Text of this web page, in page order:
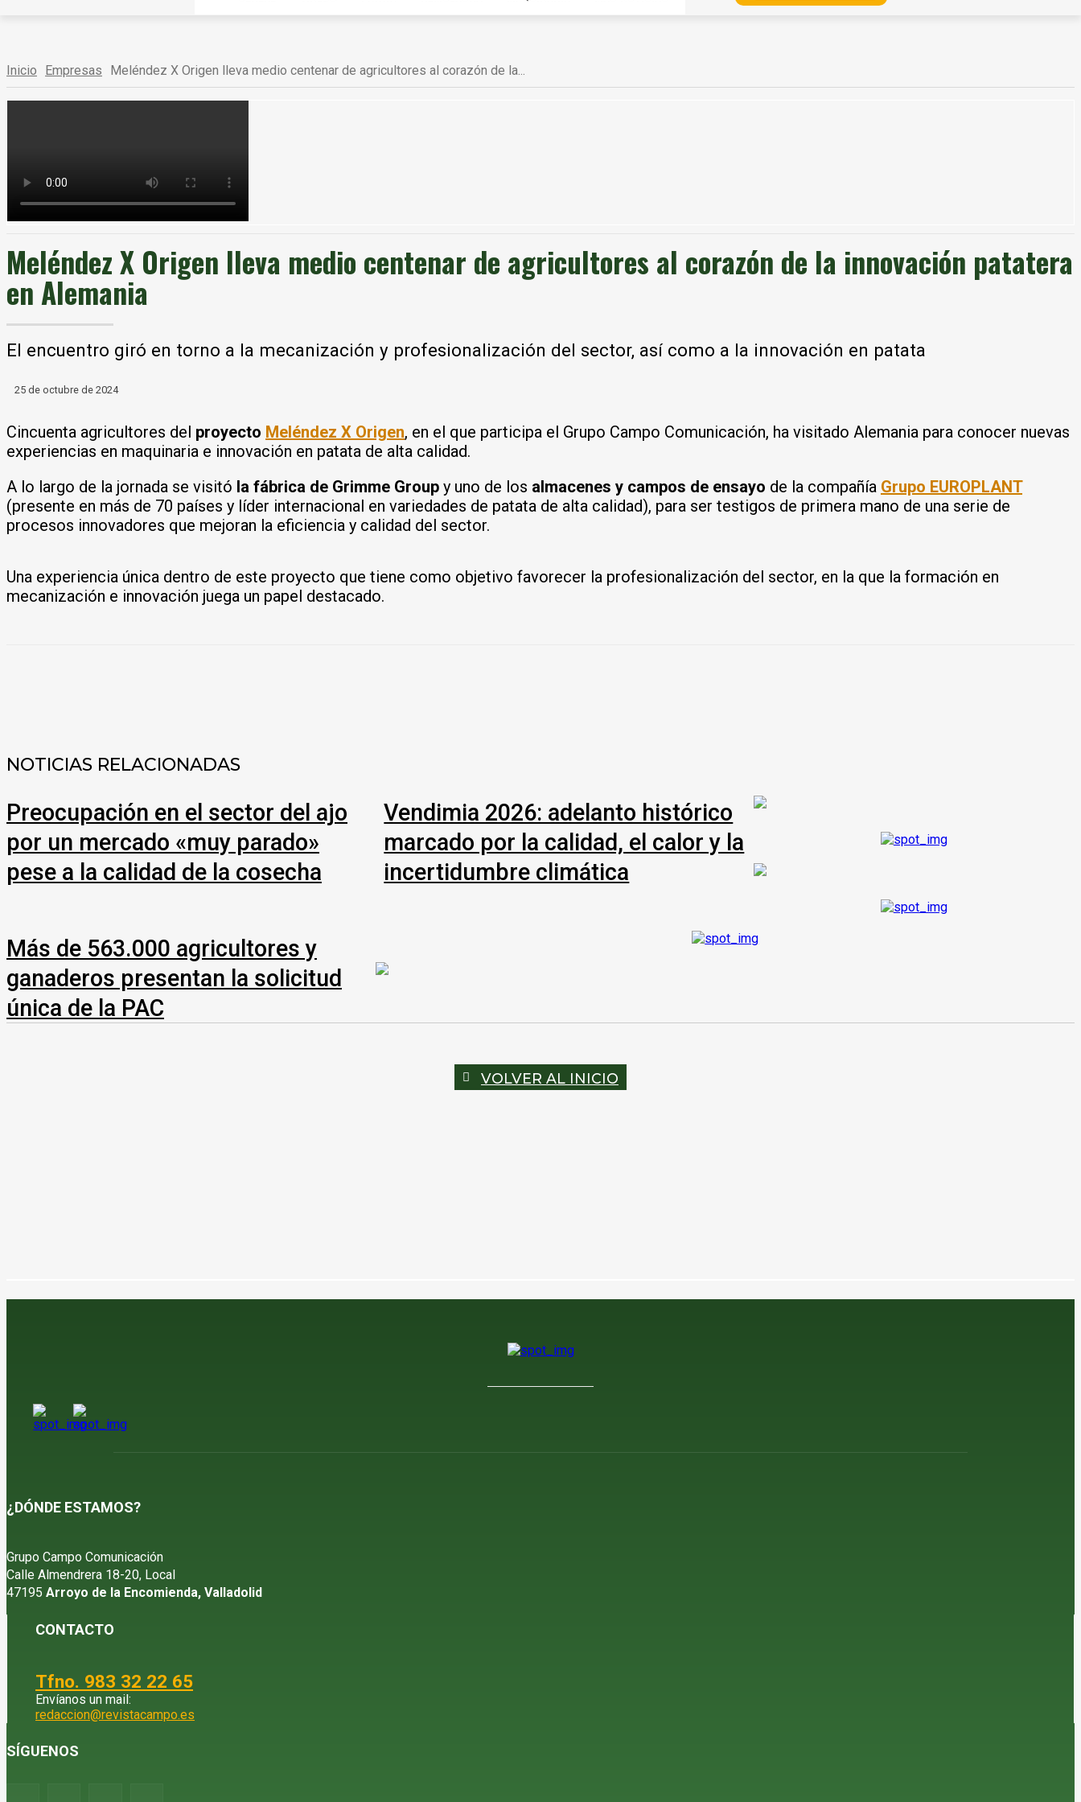
Inicio Empresas Meléndez X Origen lleva medio centenar de agricultores al corazón de la...
Meléndez X Origen lleva medio centenar de agricultores al corazón de la innovación patatera
en Alemania
El encuentro giró en torno a la mecanización y profesionalización del sector, así como a la innovación en patata
25 de octubre de 2024
Cincuenta agricultores del proyecto Meléndez X Origen, en el que participa el Grupo Campo Comunicación, ha visitado Alemania para conocer nuevas
experiencias en maquinaria e innovación en patata de alta calidad.
A lo largo de la jornada se visitó la fábrica de Grimme Group y uno de los almacenes y campos de ensayo de la compañía Grupo EUROPLANT
(presente en más de 70 países y líder internacional en variedades de patata de alta calidad), para ser testigos de primera mano de una serie de
procesos innovadores que mejoran la eficiencia y calidad del sector.
Una experiencia única dentro de este proyecto que tiene como objetivo favorecer la profesionalización del sector, en la que la formación en
mecanización e innovación juega un papel destacado.
NOTICIAS RELACIONADAS
Preocupación en el sector del ajo
por un mercado «muy parado»
pese a la calidad de la cosecha
Vendimia 2026: adelanto histórico
marcado por la calidad, el calor y la
incertidumbre climática
Más de 563.000 agricultores y
ganaderos presentan la solicitud
única de la PAC
VOLVER AL INICIO
¿DÓNDE ESTAMOS?
Grupo Campo Comunicación
Calle Almendrera 18-20, Local
47195 Arroyo de la Encomienda, Valladolid
CONTACTO
Tfno. 983 32 22 65
Envíanos un mail:
redaccion@revistacampo.es
SÍGUENOS